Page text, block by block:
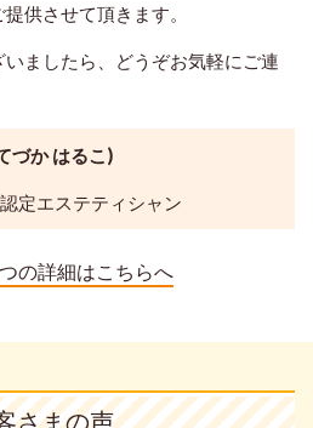
供させて頂きます。
ましたら、どうぞお気軽にご連
づか はるこ)
定エステティシャン
の詳細はこちらへ
さまの声